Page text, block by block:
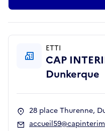
ETTI
CAP
Dunkerque
28 place Thurenne,